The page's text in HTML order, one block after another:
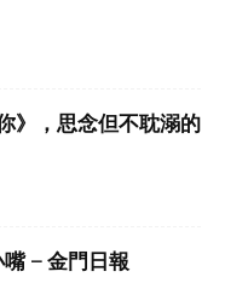
》，思念但不耽溺的
– 金門日報